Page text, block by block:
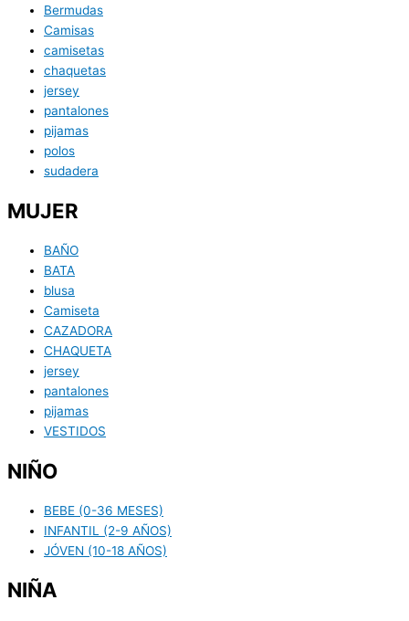
Bermudas
Camisas
camisetas
chaquetas
jersey
pantalones
pijamas
polos
sudadera
MUJER
BAÑO
BATA
blusa
Camiseta
CAZADORA
CHAQUETA
jersey
pantalones
pijamas
VESTIDOS
NIÑO
BEBE (0-36 MESES)
INFANTIL (2-9 AÑOS)
JÓVEN (10-18 AÑOS)
NIÑA